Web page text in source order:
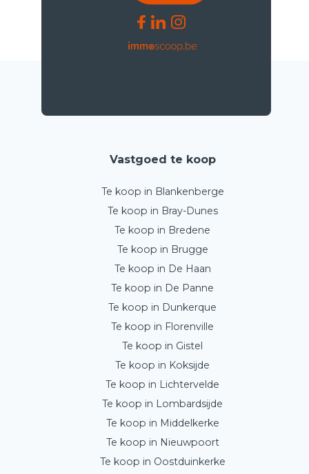
Vastgoed te koop
Te koop in Blankenberge
Te koop in Bray-Dunes
Te koop in Bredene
Te koop in Brugge
Te koop in De Haan
Te koop in De Panne
Te koop in Dunkerque
Te koop in Florenville
Te koop in Gistel
Te koop in Koksijde
Te koop in Lichtervelde
Te koop in Lombardsijde
Te koop in Middelkerke
Te koop in Nieuwpoort
Te koop in Oostduinkerke